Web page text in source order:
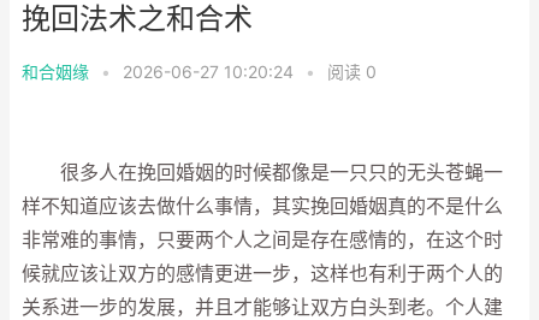
挽回法术之和合术
和合姻缘 • 2026-06-27 10:20:24 • 阅读 0
很多人在挽回婚姻的时候都像是一只只的无头苍蝇一
样不知道应该去做什么事情，其实挽回婚姻真的不是什么
非常难的事情，只要两个人之间是存在感情的，在这个时
候就应该让双方的感情更进一步，这样也有利于两个人的
关系进一步的发展，并且才能够让双方白头到老。个人建